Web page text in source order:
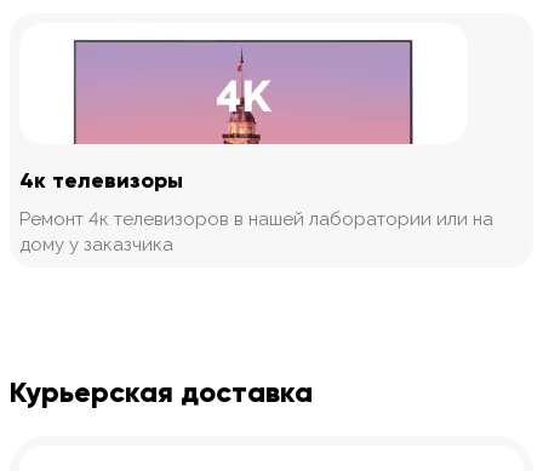
4к телевизоры
Ремонт 4к телевизоров в нашей лаборатории или на
дому у заказчика
Курьерская доставка